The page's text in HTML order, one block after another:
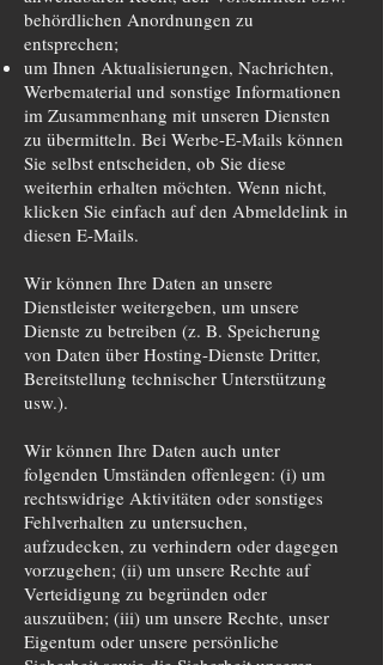
behördlichen Anordnungen zu
entsprechen;
um Ihnen Aktualisierungen, Nachrichten,
Werbematerial und sonstige Informationen
im Zusammenhang mit unseren Diensten
zu übermitteln. Bei Werbe-E-Mails können
Sie selbst entscheiden, ob Sie diese
weiterhin erhalten möchten. Wenn nicht,
klicken Sie einfach auf den Abmeldelink in
diesen E-Mails.
Wir können Ihre Daten an unsere
Dienstleister weitergeben, um unsere
Dienste zu betreiben (z. B. Speicherung
von Daten über Hosting-Dienste Dritter,
Bereitstellung technischer Unterstützung
usw.).
Wir können Ihre Daten auch unter
folgenden Umständen offenlegen: (i) um
rechtswidrige Aktivitäten oder sonstiges
Fehlverhalten zu untersuchen,
aufzudecken, zu verhindern oder dagegen
vorzugehen; (ii) um unsere Rechte auf
Verteidigung zu begründen oder
auszuüben; (iii) um unsere Rechte, unser
Eigentum oder unsere persönliche